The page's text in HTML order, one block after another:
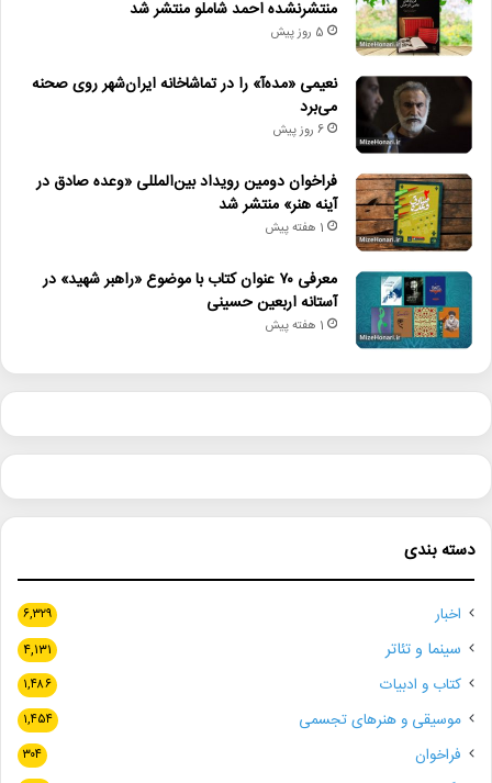
منتشرنشده احمد شاملو منتشر شد
5 روز پیش
نعیمی «مده‌آ» را در تماشاخانه ایران‌شهر روی صحنه
می‌برد
6 روز پیش
فراخوان دومین رویداد بین‌المللی «وعده صادق در
آینه هنر» منتشر شد
1 هفته پیش
معرفی ۷۰ عنوان کتاب با موضوع «راهبر شهید» در
آستانه اربعین حسینی
1 هفته پیش
دسته بندی
اخبار ۶,۳۲۹
سینما و تئاتر ۴,۱۳۱
کتاب و ادبیات ۱,۴۸۶
موسیقی و هنرهای تجسمی ۱,۴۵۴
فراخوان ۳۰۴